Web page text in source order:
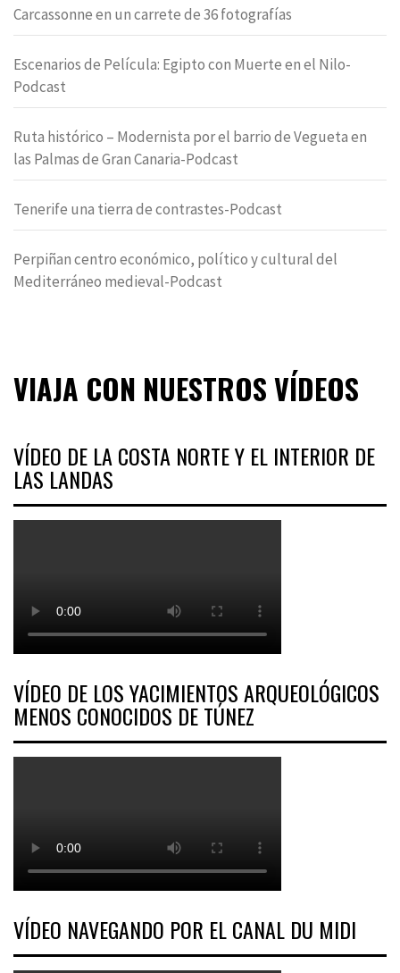
Carcassonne en un carrete de 36 fotografías
Escenarios de Película: Egipto con Muerte en el Nilo-
Podcast
Ruta histórico – Modernista por el barrio de Vegueta en
las Palmas de Gran Canaria-Podcast
Tenerife una tierra de contrastes-Podcast
Perpiñan centro económico, político y cultural del
Mediterráneo medieval-Podcast
VIAJA CON NUESTROS VÍDEOS
VÍDEO DE LA COSTA NORTE Y EL INTERIOR DE
LAS LANDAS
VÍDEO DE LOS YACIMIENTOS ARQUEOLÓGICOS
MENOS CONOCIDOS DE TÚNEZ
VÍDEO NAVEGANDO POR EL CANAL DU MIDI